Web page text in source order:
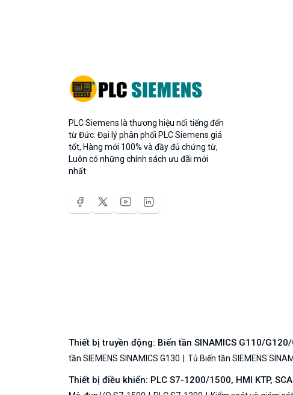
PLC Siemens là thương hiệu nổi tiếng đến
từ Đức. Đại lý phân phối PLC Siemens giá
tốt, Hàng mới 100% và đầy đủ chứng từ,
Luôn có những chính sách ưu đãi mới
nhất
Thiết bị truyền động: Biến tần SINAMICS G110/
tần SIEMENS SINAMICS G130
Tủ Biến tần SIEMENS
Thiết bị điều khiển: PLC S7-1200/1500, HMI KTP,